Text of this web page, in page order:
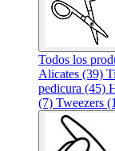
Todos los
Alicates (39)
pedicura (45)
(7) Tweezers